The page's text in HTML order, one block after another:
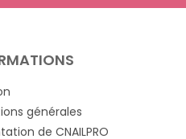
générales
de CNAILPRO